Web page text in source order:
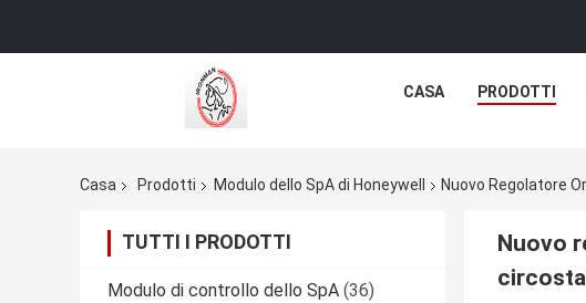
CASA PRODOTTI
Casa Prodotti Modulo dello SpA di Honeywell Nuovo Regolatore
TUTTI I PRODOTTI
Modulo di controllo dello SpA (36)
Nuovo